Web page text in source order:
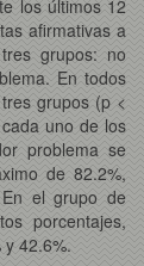
los últimos 12
afirmativas a
grupos: no
En todos
grupos (p <
uno de los
problema se
de 82.2%,
el grupo de
porcentajes,
42.6%.